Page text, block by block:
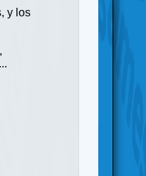
y los